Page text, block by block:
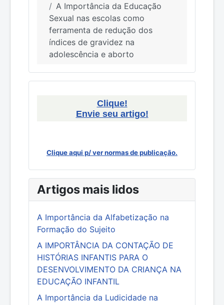
A Importância da Educação
Sexual nas escolas como
ferramenta de redução dos
índices de gravidez na
adolescência e aborto
Clique!
Envie seu artigo!
Clique aqui p/ ver normas de publicação.
Artigos mais lidos
A Importância da Alfabetização na
Formação do Sujeito
A IMPORTÂNCIA DA CONTAÇÃO DE
HISTÓRIAS INFANTIS PARA O
DESENVOLVIMENTO DA CRIANÇA NA
EDUCAÇÃO INFANTIL
A Importância da Ludicidade na